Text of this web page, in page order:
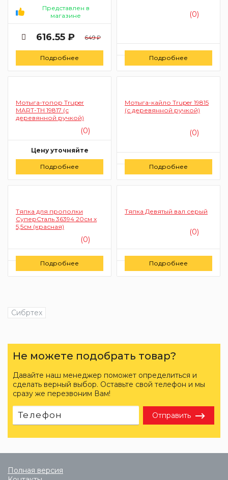
Представлен в
магазине
616.55 ₽ 649 ₽
Подробнее
(0)
Заказать
Подробнее
Мотыга-топор Truper
MART-TH 19817 (с
деревянной ручкой)
(0)
Цену уточняйте
Заказать
Подробнее
Мотыга-кайло Truper 19815
(с деревянной ручкой)
(0)
Заказать
Подробнее
Тяпка для прополки
СуперСталь 36394 20см х
5,5см (красная)
(0)
Заказать
Подробнее
Тяпка Девятый вал серый
(0)
Заказать
Подробнее
Сибртех
Не можете подобрать товар?
Давайте наш менеджер поможет определиться и
сделать верный выбор. Оставьте свой телефон и мы
сразу же перезвоним Вам!
Отправить
Полная версия